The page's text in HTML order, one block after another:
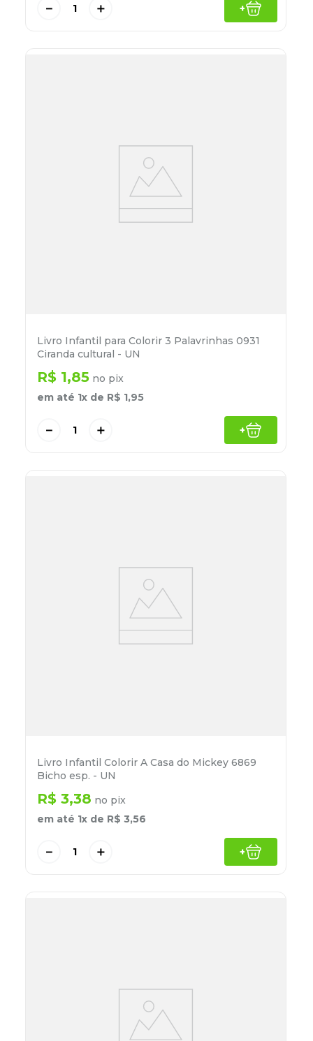
＋
－ +
Livro Infantil para Colorir 3 Palavrinhas 0931
Ciranda cultural - UN
R$ 1,85 no pix
em até 1x de R$ 1,95
＋
－ +
Livro Infantil Colorir A Casa do Mickey 6869
Bicho esp. - UN
R$ 3,38 no pix
em até 1x de R$ 3,56
＋
－ +